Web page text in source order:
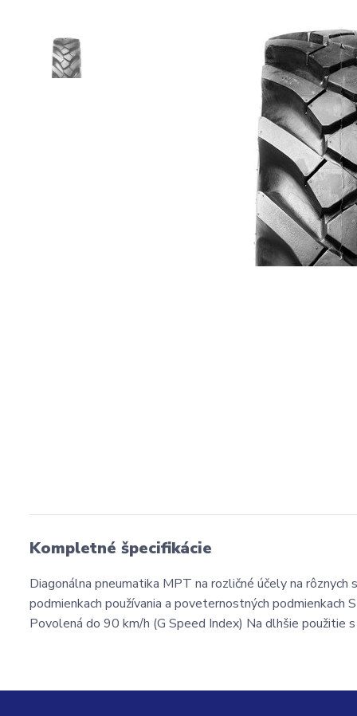
Kompletné špecifikácie
Diagonálna pneumatika MPT na rozličné účely na
podmienkach používania a poveternostných
Povolená do 90 km/h (G Speed Index) Na dlhšie použitie